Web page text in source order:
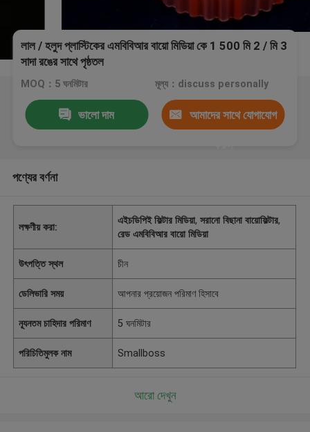
লাল / হলুদ প্লাস্টিকের এমবিবিআর বায়ো মিডিয়া কে 1 500 মি 2 / মি 3
সাদা রঙের সাথে পৃষ্ঠতল
MOQ：5 ঘনমিটার মূল্য：discuss personally
ভালো দাম আমাদের সাথে যোগাযোগ
পণ্যের বর্ণনা
লক্ষণীয় করা:
এইচডিপিই ফিল্টার মিডিয়া,সরানো বিছানা বায়োফিল্টার,
রেড এমবিবিআর বায়ো মিডিয়া
উৎপত্তি স্থল চীন
ডেলিভারি সময় আপনার প্রয়োজন পরিমাণ হিসাবে
ন্যূনতম চাহিদার পরিমাণ 5 ঘনমিটার
পরিচিতিমুলক নাম Smallboss
আরো দেখুন